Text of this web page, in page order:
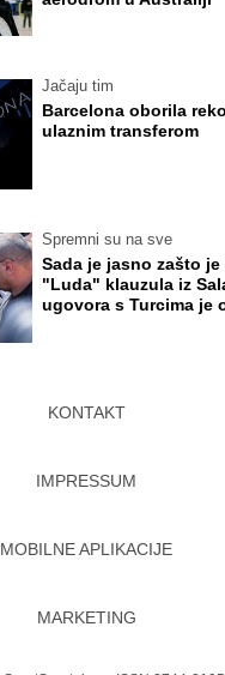
Jačaju tim
Barcelona oborila
ulaznim transferom
Spremni su na sve
Sada je jasno zašto
"Luda" klauzula iz
ugovora s Turcima je
KONTAKT
IMPRESSUM
MOBILNE APLIKACIJE
MARKETING